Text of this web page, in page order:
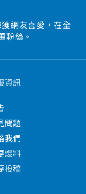
網友喜愛，在全
粉絲。
資訊
問題
我們
爆料
投稿